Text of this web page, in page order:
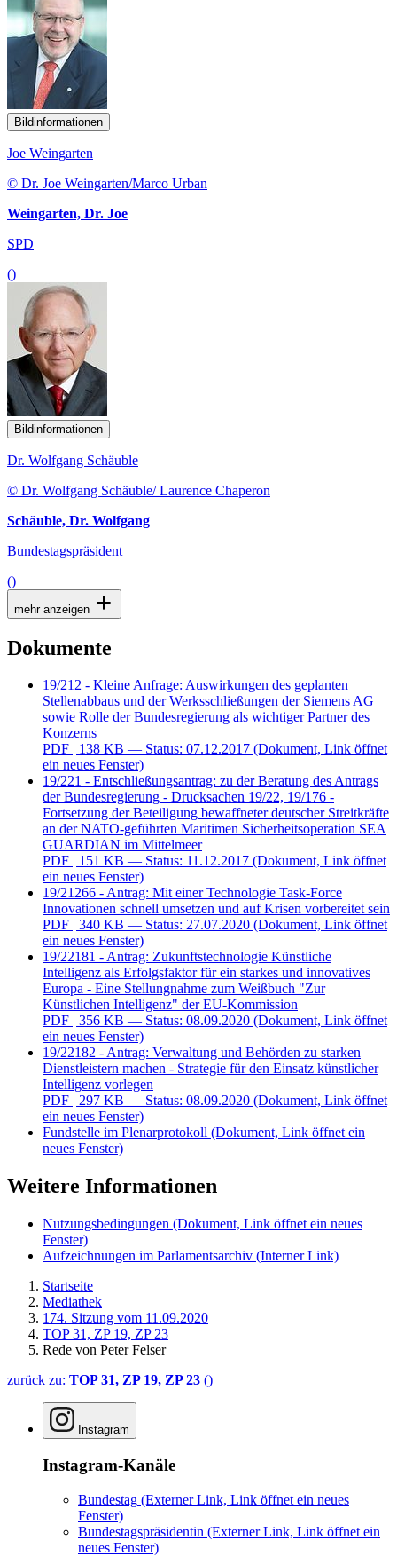
Bildinformationen
Joe Weingarten
© Dr. Joe Weingarten/Marco Urban
Weingarten, Dr. Joe
SPD
()
Bildinformationen
Dr. Wolfgang Schäuble
© Dr. Wolfgang Schäuble/ Laurence Chaperon
Schäuble, Dr. Wolfgang
Bundestagspräsident
()
mehr anzeigen
Dokumente
19/212 - Kleine Anfrage: Auswirkungen des geplanten
Stellenabbaus und der Werksschließungen der Siemens AG
sowie Rolle der Bundesregierung als wichtiger Partner des
Konzerns
PDF | 138 KB — Status: 07.12.2017 (Dokument, Link öffnet
ein neues Fenster)
19/221 - Entschließungsantrag: zu der Beratung des Antrags
der Bundesregierung - Drucksachen 19/22, 19/176 -
Fortsetzung der Beteiligung bewaffneter deutscher Streitkräfte
an der NATO-geführten Maritimen Sicherheitsoperation SEA
GUARDIAN im Mittelmeer
PDF | 151 KB — Status: 11.12.2017 (Dokument, Link öffnet
ein neues Fenster)
19/21266 - Antrag: Mit einer Technologie Task-Force
Innovationen schnell umsetzen und auf Krisen vorbereitet sein
PDF | 340 KB — Status: 27.07.2020 (Dokument, Link öffnet
ein neues Fenster)
19/22181 - Antrag: Zukunftstechnologie Künstliche
Intelligenz als Erfolgsfaktor für ein starkes und innovatives
Europa - Eine Stellungnahme zum Weißbuch "Zur
Künstlichen Intelligenz" der EU-Kommission
PDF | 356 KB — Status: 08.09.2020 (Dokument, Link öffnet
ein neues Fenster)
19/22182 - Antrag: Verwaltung und Behörden zu starken
Dienstleistern machen - Strategie für den Einsatz künstlicher
Intelligenz vorlegen
PDF | 297 KB — Status: 08.09.2020 (Dokument, Link öffnet
ein neues Fenster)
Fundstelle im Plenarprotokoll (Dokument, Link öffnet ein
neues Fenster)
Weitere Informationen
Nutzungsbedingungen (Dokument, Link öffnet ein neues
Fenster)
Aufzeichnungen im Parlamentsarchiv (Interner Link)
Startseite
Mediathek
174. Sitzung vom 11.09.2020
TOP 31, ZP 19, ZP 23
Rede von Peter Felser
zurück zu: TOP 31, ZP 19, ZP 23 ()
Instagram
Instagram-Kanäle
Bundestag (Externer Link, Link öffnet ein neues
Fenster)
Bundestagspräsidentin (Externer Link, Link öffnet ein
neues Fenster)